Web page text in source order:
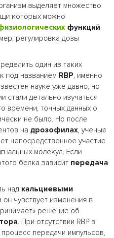
выделяет множество
которых можно
функций
регулировка дозы
один из таких
под названием RBP, именно
науке уже давно, но
стали детально изучаться
времени, точных данных о
не было. Но после
на дрозофилах, ученые
непосредственное участие
молекул. Если
белка зависит передача
над кальциевыми
он чувствует изменения в
решение об
. При отсутствии RBP в
передачи импульсов,